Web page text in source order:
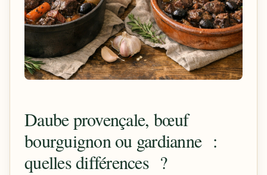
Daube provençale, bœuf
bourguignon ou gardianne :
quelles différences ?